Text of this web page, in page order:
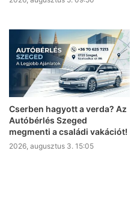
Cserben hagyott a verda? Az
Autóbérlés Szeged
megmenti a családi vakációt!
2026, augusztus 3. 15:05